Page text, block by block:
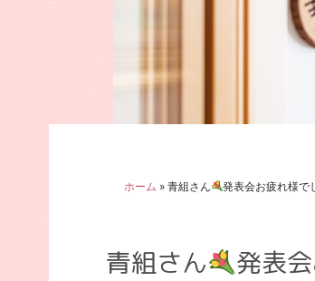
ホーム » 青組さん 発表会お疲れ様で
青組さん 発表